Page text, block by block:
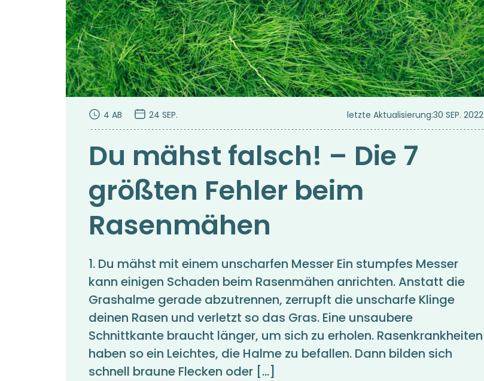
4 AB 24 SEP. letzte Aktualisierung:30 SEP. 2022
Du mähst falsch! – Die 7
größten Fehler beim
Rasenmähen
1. Du mähst mit einem unscharfen Messer Ein stumpfes Messer
kann einigen Schaden beim Rasenmähen anrichten. Anstatt die
Grashalme gerade abzutrennen, zerrupft die unscharfe Klinge
deinen Rasen und verletzt so das Gras. Eine unsaubere
Schnittkante braucht länger, um sich zu erholen. Rasenkrankheiten
haben so ein Leichtes, die Halme zu befallen. Dann bilden sich
schnell braune Flecken oder […]